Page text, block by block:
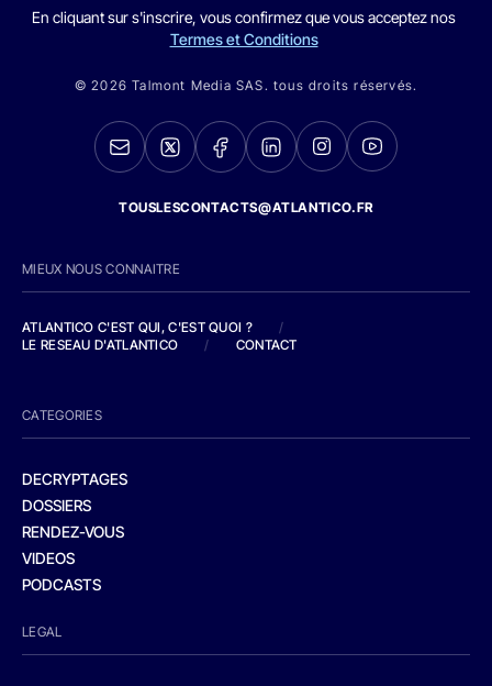
En cliquant sur s'inscrire, vous confirmez que vous acceptez nos
Termes et Conditions
© 2026 Talmont Media SAS. tous droits réservés.
TOUSLESCONTACTS@ATLANTICO.FR
MIEUX NOUS CONNAITRE
ATLANTICO C'EST QUI, C'EST QUOI ?
/
LE RESEAU D'ATLANTICO
/ CONTACT
CATEGORIES
DECRYPTAGES
DOSSIERS
RENDEZ-VOUS
VIDEOS
PODCASTS
LEGAL